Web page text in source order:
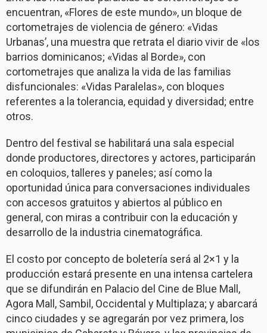
encuentran, «Flores de este mundo», un bloque de
cortometrajes de violencia de género: «Vidas
Urbanas’, una muestra que retrata el diario vivir de «los
barrios dominicanos; «Vidas al Borde», con
cortometrajes que analiza la vida de las familias
disfuncionales: «Vidas Paralelas», con bloques
referentes a la tolerancia, equidad y diversidad; entre
otros.
Dentro del festival se habilitará una sala especial
donde productores, directores y actores, participarán
en coloquios, talleres y paneles; así como la
oportunidad única para conversaciones individuales
con accesos gratuitos y abiertos al público en
general, con miras a contribuir con la educación y
desarrollo de la industria cinematográfica.
El costo por concepto de boletería será al 2×1 y la
producción estará presente en una intensa cartelera
que se difundirán en Palacio del Cine de Blue Mall,
Agora Mall, Sambil, Occidental y Multiplaza; y abarcará
cinco ciudades y se agregarán por vez primera, los